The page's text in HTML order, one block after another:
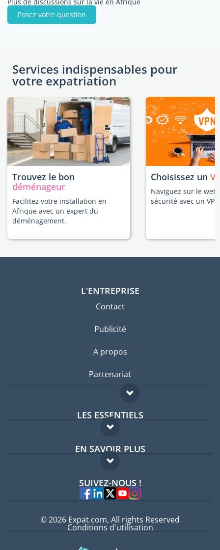
Posez votre question
Services indispensables pour
votre expatriation
Trouvez le bon
déménageur
Facilitez votre installation en
Afrique avec un expert du
déménagement.
Choisissez un
Naviguez sur le
sécurité avec un
L'ENTREPRISE
Contact
Publicité
A propos
Partenariat
LES ESSENTIELS
Forum expatriés
Guides pays
EN SAVOIR PLUS
FAQ
Experts
SUIVEZ-NOUS !
© 2026 Expat.com, All rights Reserved
Conditions d'utilisation